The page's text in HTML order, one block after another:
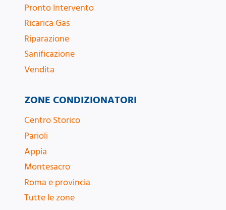
ZONE CONDIZIONATORI
Centro Storico
Parioli
Appia
Montesacro
Roma e provincia
Tutte le zone
Pronto Intervento
Ricarica Gas
Riparazione
Sanificazione
Vendita